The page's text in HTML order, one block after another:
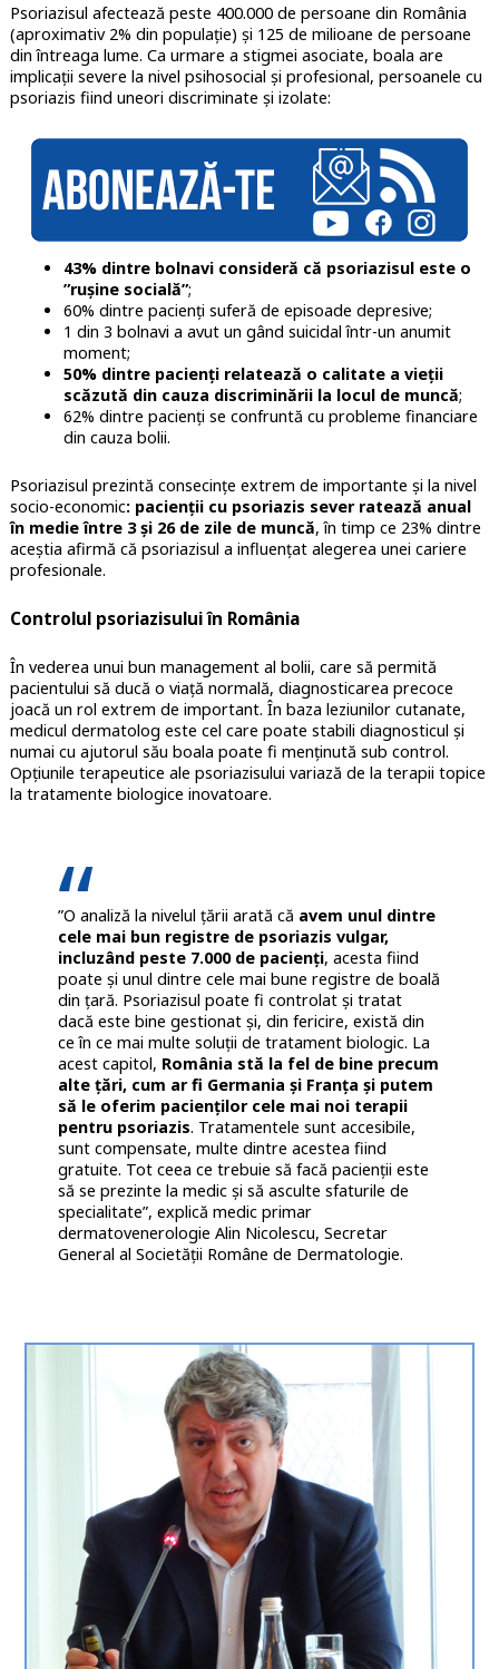
Psoriazisul afectează peste 400.000 de persoane din România
(aproximativ 2% din populație) şi 125 de milioane de persoane
din întreaga lume. Ca urmare a stigmei asociate, boala are
implicații severe la nivel psihosocial şi profesional, persoanele cu
psoriazis fiind uneori discriminate şi izolate:
43% dintre bolnavi consideră că psoriazisul este o
”ruşine socială”;
60% dintre pacienţi suferă de episoade depresive;
1 din 3 bolnavi a avut un gând suicidal într-un anumit
moment;
50% dintre pacienţi relatează o calitate a vieţii
scăzută din cauza discriminării la locul de muncă;
62% dintre pacienţi se confruntă cu probleme financiare
din cauza bolii.
Psoriazisul prezintă consecințe extrem de importante şi la nivel
socio-economic: pacienții cu psoriazis sever ratează anual
în medie între 3 şi 26 de zile de muncă, în timp ce 23% dintre
aceștia afirmă că psoriazisul a influențat alegerea unei cariere
profesionale.
Controlul psoriazisului în România
În vederea unui bun management al bolii, care să permită
pacientului să ducă o viaţă normală, diagnosticarea precoce
joacă un rol extrem de important. În baza leziunilor cutanate,
medicul dermatolog este cel care poate stabili diagnosticul şi
numai cu ajutorul său boala poate fi menținută sub control.
Opțiunile terapeutice ale psoriazisului variază de la terapii topice
la tratamente biologice inovatoare.
”O analiză la nivelul ţării arată că avem unul dintre
cele mai bun registre de psoriazis vulgar,
incluzând peste 7.000 de pacienţi, acesta fiind
poate şi unul dintre cele mai bune registre de boală
din ţară. Psoriazisul poate fi controlat şi tratat
dacă este bine gestionat şi, din fericire, există din
ce în ce mai multe soluţii de tratament biologic. La
acest capitol, România stă la fel de bine precum
alte ţări, cum ar fi Germania şi Franţa şi putem
să le oferim pacienţilor cele mai noi terapii
pentru psoriazis. Tratamentele sunt accesibile,
sunt compensate, multe dintre acestea fiind
gratuite. Tot ceea ce trebuie să facă pacienţii este
să se prezinte la medic şi să asculte sfaturile de
specialitate”, explică medic primar
dermatovenerologie Alin Nicolescu, Secretar
General al Societăţii Române de Dermatologie.